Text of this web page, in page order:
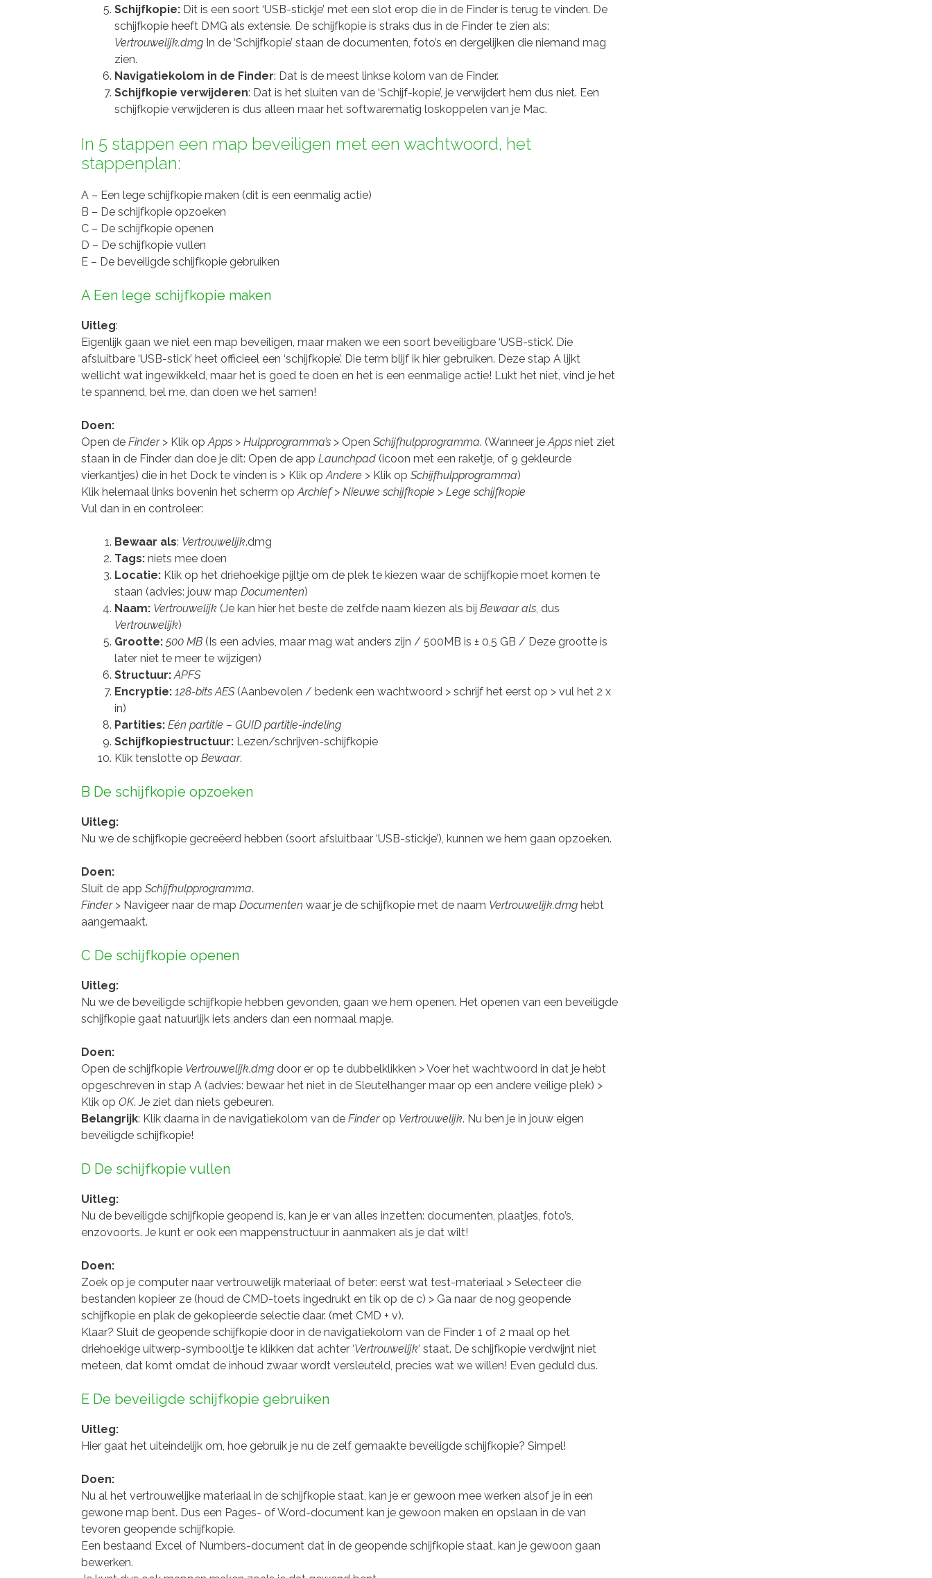
Schijfkopie:Dit is een soort ‘USB-stickje’ met een slot erop die in de Finder is terug te vinden. De
schijfkopie heeft DMG als extensie. De schijfkopie is straks dus in de Finder te zien als:
Vertrouwelijk.dmgIn de ‘Schijfkopie’ staan de documenten, foto’s en dergelijken die niemand mag
zien.
Navigatiekolom in de Finder: Dat is de meest linkse kolom van de Finder.
Schijfkopie verwijderen: Dat is het sluiten van de ‘Schijf-kopie’, je verwijdert hem dus niet. Een
schijfkopie verwijderen is dus alleen maar het softwarematig loskoppelen van je Mac.
In 5 stappen een map beveiligen met een wachtwoord, het
stappenplan:
A – Een lege schijfkopie maken (dit is een eenmalig actie)
B – De schijfkopie opzoeken
C – De schijfkopie openen
D – De schijfkopie vullen
E – De beveiligde schijfkopie gebruiken
A Een lege schijfkopie maken
Uitleg:
Eigenlijk gaan we niet een map beveiligen, maar maken we een soort beveiligbare ‘USB-stick’. Die
afsluitbare ‘USB-stick’ heet officieel een ‘schijfkopie’. Die term blijf ik hier gebruiken. Deze stap A lijkt
wellicht wat ingewikkeld, maar het is goed te doen en het is een eenmalige actie! Lukt het niet, vind je het
te spannend, bel me, dan doen we het samen!
Doen:
Open de Finder> Klik op Apps> Hulpprogramma’s> Open Schijfhulpprogramma. (Wanneer je Appsniet ziet
staan in de Finder dan doe je dit: Open de app Launchpad(icoon met een raketje, of 9 gekleurde
vierkantjes) die in het Dock te vinden is > Klik op Andere > Klik op Schijfhulpprogramma)
Klik helemaal links bovenin het scherm op Archief> Nieuwe schijfkopie > Lege schijfkopie
Vul dan in en controleer:
Bewaar als: Vertrouwelijk.dmg
Tags:niets mee doen
Locatie:Klik op het driehoekige pijltje om de plek te kiezen waar de schijfkopie moet komen te
staan (advies: jouw map Documenten)
Naam: Vertrouwelijk(Je kan hier het beste de zelfde naam kiezen als bij Bewaar als, dus
Vertrouwelijk)
Grootte: 500 MB(Is een advies, maar mag wat anders zijn / 500MB is ± 0,5 GB / Deze grootte is
later niet te meer te wijzigen)
Structuur: APFS
Encryptie: 128-bits AES(Aanbevolen / bedenk een wachtwoord > schrijf het eerst op > vul het 2 x
in)
Partities: Eén partitie – GUID partitie-indeling
Schijfkopiestructuur:Lezen/schrijven-schijfkopie
Klik tenslotte op Bewaar.
B De schijfkopie opzoeken
Uitleg:
Nu we de schijfkopie gecreëerd hebben (soort afsluitbaar ‘USB-stickje’), kunnen we hem gaan opzoeken.
Doen:
Sluit de app Schijfhulpprogramma.
Finder> Navigeer naar de map Documenten waar je de schijfkopie met de naam Vertrouwelijk.dmghebt
aangemaakt.
C De schijfkopie openen
Uitleg:
Nu we de beveiligde schijfkopie hebben gevonden, gaan we hem openen. Het openen van een beveiligde
schijfkopie gaat natuurlijk iets anders dan een normaal mapje.
Doen:
Open de schijfkopie Vertrouwelijk.dmgdoor er op te dubbelklikken > Voer het wachtwoord in dat je hebt
opgeschreven in stap A (advies: bewaar het niet in de Sleutelhanger maar op een andere veilige plek) >
Klik op OK. Je ziet dan niets gebeuren.
Belangrijk: Klik daarna in de navigatiekolom van de Finderop Vertrouwelijk. Nu ben je in jouw eigen
beveiligde schijfkopie!
D De schijfkopie vullen
Uitleg:
Nu de beveiligde schijfkopie geopend is, kan je er van alles inzetten: documenten, plaatjes, foto’s,
enzovoorts. Je kunt er ook een mappenstructuur in aanmaken als je dat wilt!
Doen:
Zoek op je computer naar vertrouwelijk materiaal of beter: eerst wat test-materiaal > Selecteer die
bestanden kopieer ze (houd de CMD-toets ingedrukt en tik op de c) > Ga naar de nog geopende
schijfkopie en plak de gekopieerde selectie daar. (met CMD + v).
Klaar? Sluit de geopende schijfkopie door in de navigatiekolom van de Finder 1 of 2 maal op het
driehoekige uitwerp-symbooltje te klikken dat achter ‘Vertrouwelijk‘ staat. De schijfkopie verdwijnt niet
meteen, dat komt omdat de inhoud zwaar wordt versleuteld, precies wat we willen! Even geduld dus.
E De beveiligde schijfkopie gebruiken
Uitleg:
Hier gaat het uiteindelijk om, hoe gebruik je nu de zelf gemaakte beveiligde schijfkopie? Simpel!
Doen:
Nu al het vertrouwelijke materiaal in de schijfkopie staat, kan je er gewoon mee werken alsof je in een
gewone map bent. Dus een Pages- of Word-document kan je gewoon maken en opslaan in de van
tevoren geopende schijfkopie.
Een bestaand Excel of Numbers-document dat in de geopende schijfkopie staat, kan je gewoon gaan
bewerken.